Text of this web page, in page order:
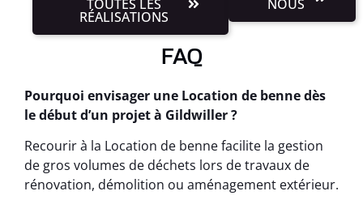
TOUTES LES
RÉALISATIONS
NOUS
FAQ
Pourquoi envisager une Location de benne dès
le début d’un projet à Gildwiller ?
Recourir à la Location de benne facilite la gestion
de gros volumes de déchets lors de travaux de
rénovation, démolition ou aménagement extérieur.